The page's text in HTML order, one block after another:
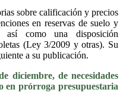
sobre calificación y precios
en reservas de suelo y
así como una disposición
(Ley 3/2009 y otras). Su
a su publicación.
diciembre, de necesidades
en prórroga presupuestaria